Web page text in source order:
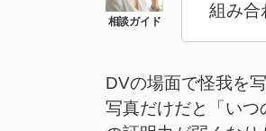
組み合
DVの場面で怪我を
写真だけだと「い